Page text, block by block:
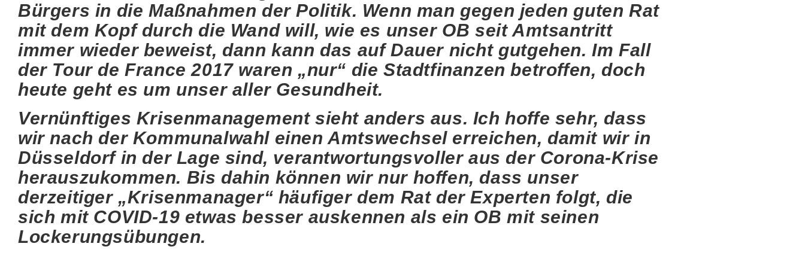
Bürgers in die Maßnahmen der Politik. Wenn man gegen jeden guten Rat
mit dem Kopf durch die Wand will, wie es unser OB seit Amtsantritt
immer wieder beweist, dann kann das auf Dauer nicht gutgehen. Im Fall
der Tour de France 2017 waren „nur“ die Stadtfinanzen betroffen, doch
heute geht es um unser aller Gesundheit.
Vernünftiges Krisenmanagement sieht anders aus. Ich hoffe sehr, dass
wir nach der Kommunalwahl einen Amtswechsel erreichen, damit wir in
Düsseldorf in der Lage sind, verantwortungsvoller aus der Corona-Krise
herauszukommen. Bis dahin können wir nur hoffen, dass unser
derzeitiger „Krisenmanager“ häufiger dem Rat der Experten folgt, die
sich mit COVID-19 etwas besser auskennen als ein OB mit seinen
Lockerungsübungen.